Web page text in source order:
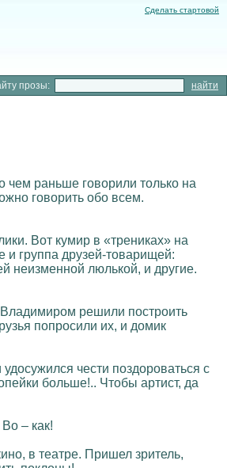
Сделать стартовой
прозы:
чем раньше говорили только на
говорить обо всем.
Вот кумир в «трениках» на
и группа друзей-товарищей:
неизменной люлькой, и другие.
решили построить
попросили их, и домик
чести поздороваться с
больше!.. Чтобы артист, да
– как!
в театре. Пришел зритель,